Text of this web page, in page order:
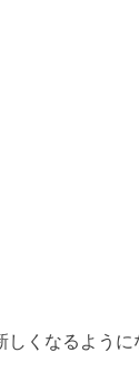
くなるように